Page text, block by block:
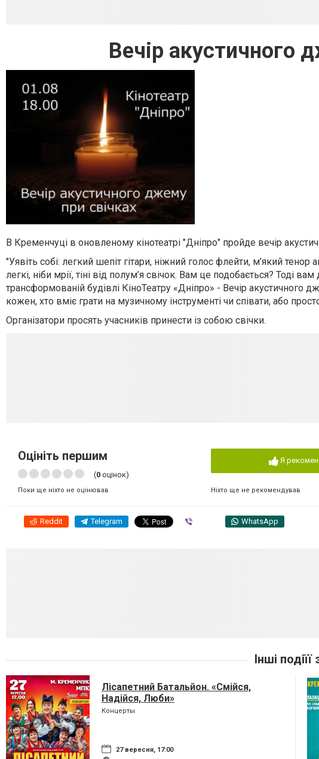
Вечір акустичного
В Кременчуці в оновленому кінотеатрі "Дніпро" пройде вечір
"Уявіть собі: легкий шепіт гітари, ніжний голос флейти, м’який
легкі, ніби мрії, тіні від полум’я свічок. Вам це подобається? Тоді
трансформованій будівлі КіноТеатру «Дніпро» - Вечір акустичного
кожен, хто вміє грати на музичному інструменті чи співати, або
Організатори просять учасників принести із собою свічки.
Оцініть першим
(0 оцінок)
Поки ще ніхто не оцінював
Я
Ніхто ще не рекомендував
Reddit Telegram WhatsApp
Інші подіїї
Лісапетний Батальйон. «Смійся,
Надійся, Люби»
Концерты
27 вересня, 17:00